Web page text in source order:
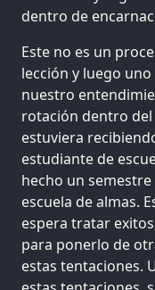
dentro de
Este no es un
lección y luego
nuestro
rotación dentro
estuviera
estudiante de
hecho un
escuela de almas.
espera tratar
para ponerlo de
estas tentaciones.